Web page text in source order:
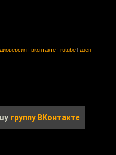
вконтакте rutube дзен
группу ВКонтакте